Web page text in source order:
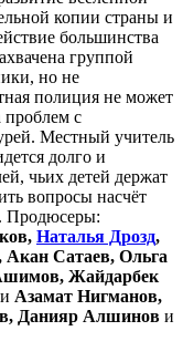
копии страны и
большинства
группой
но не
полиция не может
проблем с
Местный учитель
долго и
чьих детей держат
вопросы насчёт
Продюсеры:
Наталья Дрозд,
Акан Сатаев, Ольга
Жайдарбек
Азамат Нигманов,
Данияр Алшинов и